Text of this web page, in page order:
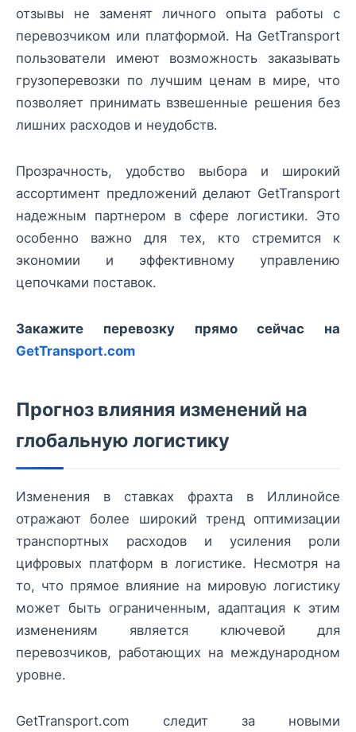
отзывы не заменят личного опыта работы с
перевозчиком или платформой. На GetTransport
пользователи имеют возможность заказывать
грузоперевозки по лучшим ценам в мире, что
позволяет принимать взвешенные решения без
лишних расходов и неудобств.
Прозрачность, удобство выбора и широкий
ассортимент предложений делают GetTransport
надежным партнером в сфере логистики. Это
особенно важно для тех, кто стремится к
экономии и эффективному управлению
цепочками поставок.
Закажите перевозку прямо сейчас на
GetTransport.com
Прогноз влияния изменений на
глобальную логистику
Изменения в ставках фрахта в Иллинойсе
отражают более широкий тренд оптимизации
транспортных расходов и усиления роли
цифровых платформ в логистике. Несмотря на
то, что прямое влияние на мировую логистику
может быть ограниченным, адаптация к этим
изменениям является ключевой для
перевозчиков, работающих на международном
уровне.
GetTransport.com следит за новыми